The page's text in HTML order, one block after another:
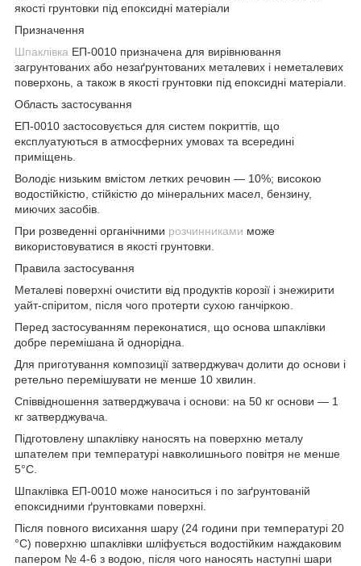
якості грунтовки під епоксидні матеріали
Призначення
Шпаклівка ЕП-0010 призначена для вирівнювання
загрунтованих або незаґрунтованих металевих і неметалевих
поверхонь, а також в якості грунтовки під епоксидні матеріали.
Область застосування
ЕП-0010 застосовується для систем покриттів, що
експлуатуються в атмосферних умовах та всередині
приміщень.
Володіє низьким вмістом летких речовин — 10%; високою
водостійкістю, стійкістю до мінеральних масел, бензину,
миючих засобів.
При розведенні органічними розчинниками може
використовуватися в якості грунтовки.
Правила застосування
Металеві поверхні очистити від продуктів корозії і знежирити
уайт-спіритом, після чого протерти сухою ганчіркою.
Перед застосуванням переконатися, що основа шпаклівки
добре перемішана й однорідна.
Для приготування композиції затверджувач долити до основи і
ретельно перемішувати не менше 10 хвилин.
Співвідношення затверджувача і основи: на 50 кг основи — 1
кг затверджувача.
Підготовлену шпаклівку наносять на поверхню металу
шпателем при температурі навколишнього повітря не менше
5°С.
Шпаклівка ЕП-0010 може наноситься і по заґрунтованій
епоксидними ґрунтовками поверхні.
Після повного висихання шару (24 години при температурі 20
°С) поверхню шпаклівки шліфується водостійким наждаковим
папером № 4-6 з водою, після чого наносять наступні шари